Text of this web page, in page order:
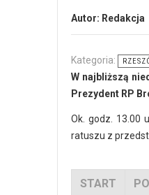
Autor: Redakcja
Kategoria:
W najbliższą
Prezydent RP
Ok. godz. 13.00
ratuszu z
START